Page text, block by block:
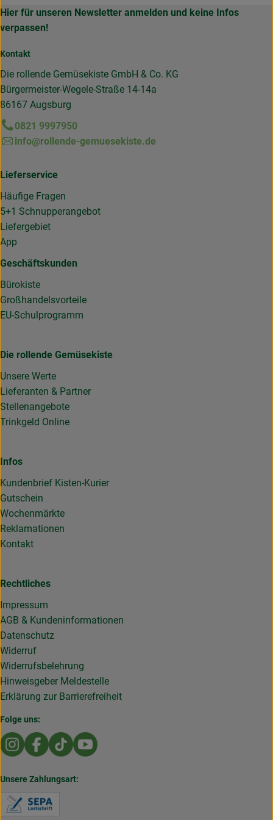
Hier für unseren Newsletter anmelden und keine Infos
verpassen!
Kontakt
Die rollende Gemüsekiste GmbH & Co. KG
Bürgermeister-Wegele-Straße 14-14a
86167 Augsburg
0821 9997950
info@rollende-gemuesekiste.de
Lieferservice
Häufige Fragen
5+1 Schnupperangebot
Liefergebiet
App
Geschäftskunden
Bürokiste
Großhandelsvorteile
EU-Schulprogramm
Die rollende Gemüsekiste
Unsere Werte
Lieferanten & Partner
Stellenangebote
Trinkgeld Online
Infos
Kundenbrief Kisten-Kurier
Gutschein
Wochenmärkte
Reklamationen
Kontakt
Rechtliches
Impressum
AGB & Kundeninformationen
Datenschutz
Widerruf
Widerrufsbelehrung
Hinweisgeber Meldestelle
Erklärung zur Barrierefreiheit
Folge uns:
Externer Link zu https://www.instagram.com/
Externer Link zu https://www.facebook.com/
Externer Link zu https://www.tiktok.com/
Externer Link zu https://
Unsere Zahlungsart: